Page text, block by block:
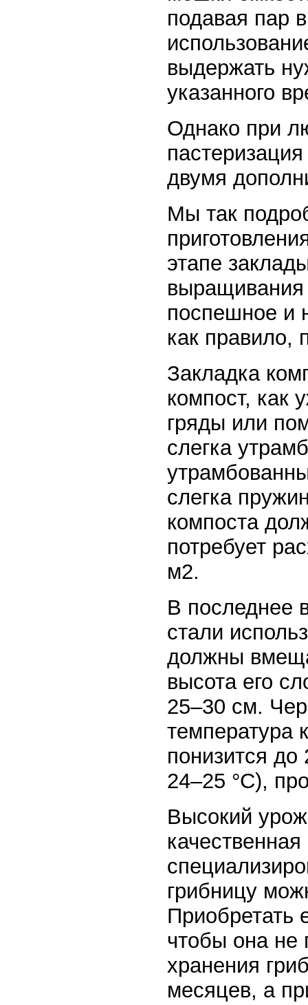
подавая пар
выдержать
указанного
Однако при
двумя
Мы так
этапе
поспешное и
как правило,
Закладка
компост, как
гряды или
слегка
слегка
компоста
потребует
м2.
В последнее
стали
должны
высота его
25–30 см.
температура
понизится до
24–25 °C),
Высокий
грибницу
Приобретать
чтобы она не
хранения
месяцев, а